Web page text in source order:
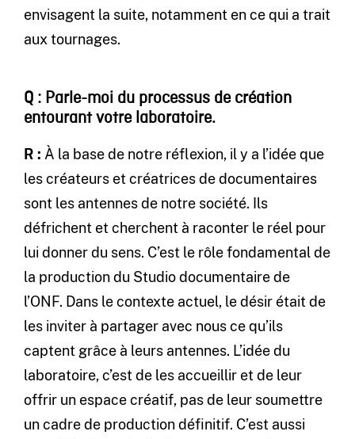
envisagent la suite, notamment en ce qui a trait
aux tournages.
Q : Parle-moi du processus de création
entourant votre laboratoire.
R : À la base de notre réflexion, il y a l’idée que
les créateurs et créatrices de documentaires
sont les antennes de notre société. Ils
défrichent et cherchent à raconter le réel pour
lui donner du sens. C’est le rôle fondamental de
la production du Studio documentaire de
l’ONF. Dans le contexte actuel, le désir était de
les inviter à partager avec nous ce qu’ils
captent grâce à leurs antennes. L’idée du
laboratoire, c’est de les accueillir et de leur
offrir un espace créatif, pas de leur soumettre
un cadre de production définitif. C’est aussi